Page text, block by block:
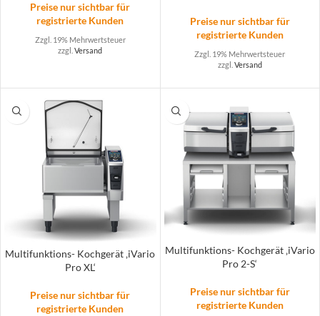
Preise nur sichtbar für
registrierte Kunden
Zzgl. 19% Mehrwertsteuer
zzgl.Versand
Preise nur sichtbar für
registrierte Kunden
Zzgl. 19% Mehrwertsteuer
zzgl. Versand
Multifunktions- Kochgerät ‚iVario
Pro XL‘
Preise nur sichtbar für
registrierte Kunden
Multifunktions- Kochgerät ‚iVario
Pro 2-S‘
Preise nur sichtbar für
registrierte Kunden